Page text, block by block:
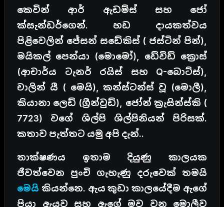
කෙවින් ආර් ඇඩම්ස් සහ ජෝ
ක්සැන්ඩර්ගෙන්. හඩ දායකත්වය
පිළිවෙලින් ජේසන් සඩේකිස් ( ජස්ටින් පින්),
මයිකල් පෙන්යා (මොමෝ), ඩේවිඩ් ක්‍රොස්
(ආචාර්ය ටැනර් රයිස් සහ Q-බොට්ස්),
චාලින් යී ( මෙයි), කන්ස්ටන්ස් වූ (මොලී),
කියානා ලෙඩ් (ග්‍රීන්වුඩ්), ජෝන් ක්‍රැසින්ස්කි (
7723) වගේ ශිල්පි ශිල්පිනියන් පිරිසක්.
කතාව පැත්තට යමු අපි දැන්..
තාක්ෂණය ඉතාම දියුණු කාලයක
ජීවත්වෙන පුංචි ගැහැණු දරුවෙක් තමයි
මෙයි කියන්නෙ. ඇය කුඩා කාලයේදීම ඇගේ
පියා ඇයව සහ ඇගේ මව වන මොලීව